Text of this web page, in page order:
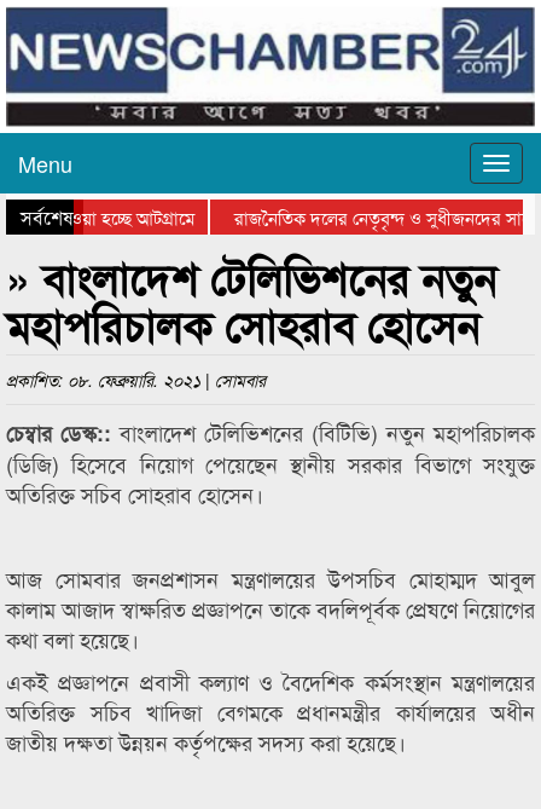
Menu
সর্বশেষ
যাওয়া হচ্ছে আটগ্রামে
রাজনৈতিক দলের নেতৃবৃন্দ ও সুধীজনদের সাথে
সিলেটে বাংলাদেশ গ্রুপ থিয়েটার
» বাংলাদেশ টেলিভিশনের নতুন
মহাপরিচালক সোহরাব হোসেন
প্রকাশিত: ০৮. ফেব্রুয়ারি. ২০২১ | সোমবার
চেম্বার ডেস্ক::বাংলাদেশ টেলিভিশনের (বিটিভি) নতুন মহাপরিচালক
(ডিজি) হিসেবে নিয়োগ পেয়েছেন স্থানীয় সরকার বিভাগে সংযুক্ত
অতিরিক্ত সচিব সোহরাব হোসেন।
আজ সোমবার জনপ্রশাসন মন্ত্রণালয়ের উপসচিব মোহাম্মদ আবুল
কালাম আজাদ স্বাক্ষরিত প্রজ্ঞাপনে তাকে বদলিপূর্বক প্রেষণে নিয়োগের
কথা বলা হয়েছে।
একই প্রজ্ঞাপনে প্রবাসী কল্যাণ ও বৈদেশিক কর্মসংস্থান মন্ত্রণালয়ের
অতিরিক্ত সচিব খাদিজা বেগমকে প্রধানমন্ত্রীর কার্যালয়ের অধীন
জাতীয় দক্ষতা উন্নয়ন কর্তৃপক্ষের সদস্য করা হয়েছে।